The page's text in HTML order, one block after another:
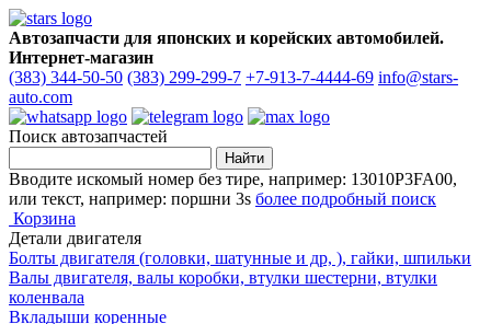
Автозапчасти для японских и корейских автомобилей.
Интернет-магазин
(383) 344-50-50 (383) 299-299-7 +7-913-7-4444-69 info@stars-
auto.com
Поиск автозапчастей
Вводите искомый номер без тире, например: 13010P3FA00,
или текст, например: поршни 3s более подробный поиск
Корзина
Детали двигателя
Болты двигателя (головки, шатунные и др, ), гайки, шпильки
Валы двигателя, валы коробки, втулки шестерни, втулки
коленвала
Вкладыши коренные